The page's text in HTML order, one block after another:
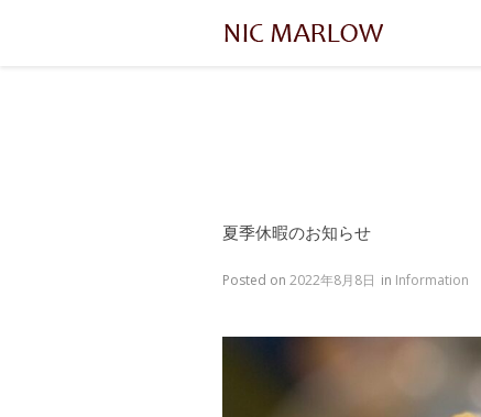
夏季休暇のお知らせ
Posted on 2022年8月8日 in Information